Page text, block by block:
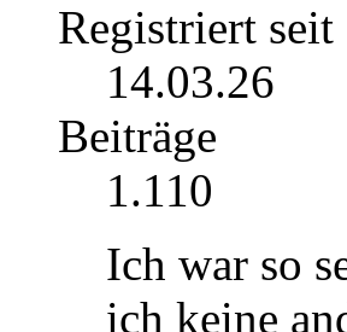
Registriert seit
14.03.26
Beiträge
1.110
Ich war so
ich keine